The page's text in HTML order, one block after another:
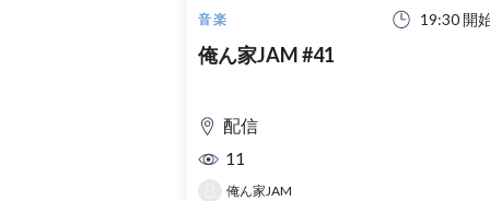
音楽 19:30 開
俺ん家JAM #41
配信
11
俺ん家JAM